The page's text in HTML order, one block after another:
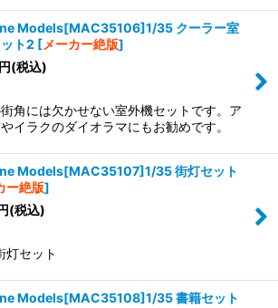
Models[MAC35106]1/35 クーラー室
ト2 [メーカー絶版]
円(税込)
角には欠かせない室外機セットです。ア
イラクのダイオラマにもお勧めです。
Models[MAC35107]1/35 街灯セット
ー絶版]
(税込)
灯セット
Models[MAC35108]1/35 書籍セット